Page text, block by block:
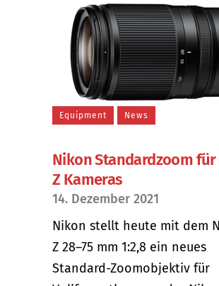
Equipment News
Nikon Standardzoom
Z Kameras
14. Dezember 2021
Nikon stellt heute mit dem
Z 28–75 mm 1:2,8 ein neues
Standard-Zoomobjektiv für